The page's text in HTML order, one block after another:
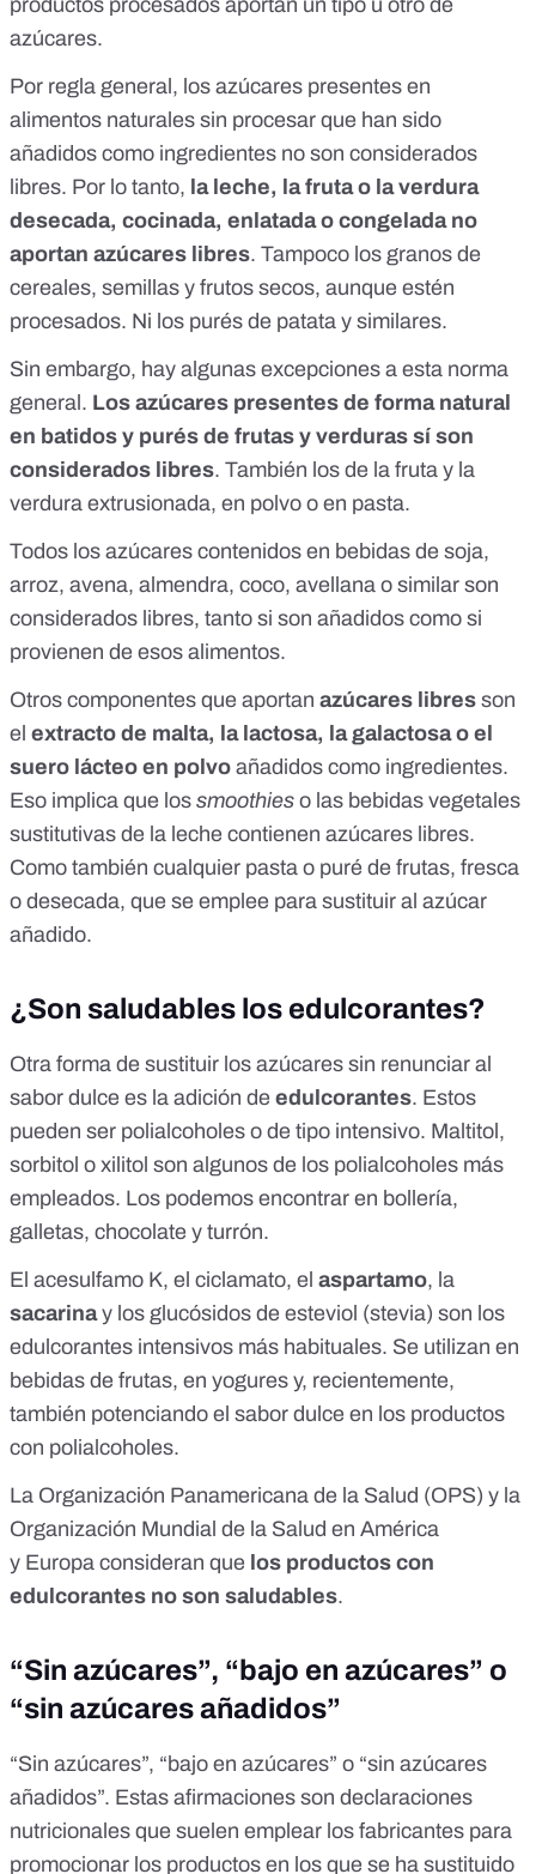
productos procesados aportan un tipo u otro de
azúcares.
Por regla general, los azúcares presentes en
alimentos naturales sin procesar que han sido
añadidos como ingredientes no son considerados
libres. Por lo tanto, la leche, la fruta o la verdura
desecada, cocinada, enlatada o congelada no
aportan azúcares libres. Tampoco los granos de
cereales, semillas y frutos secos, aunque estén
procesados. Ni los purés de patata y similares.
Sin embargo, hay algunas excepciones a esta norma
general. Los azúcares presentes de forma natural
en batidos y purés de frutas y verduras sí son
considerados libres. También los de la fruta y la
verdura extrusionada, en polvo o en pasta.
Todos los azúcares contenidos en bebidas de soja,
arroz, avena, almendra, coco, avellana o similar son
considerados libres, tanto si son añadidos como si
provienen de esos alimentos.
Otros componentes que aportan azúcares libres son
el extracto de malta, la lactosa, la galactosa o el
suero lácteo en polvo añadidos como ingredientes.
Eso implica que los smoothies o las bebidas vegetales
sustitutivas de la leche contienen azúcares libres.
Como también cualquier pasta o puré de frutas, fresca
o desecada, que se emplee para sustituir al azúcar
añadido.
¿Son saludables los edulcorantes?
Otra forma de sustituir los azúcares sin renunciar al
sabor dulce es la adición de edulcorantes. Estos
pueden ser polialcoholes o de tipo intensivo. Maltitol,
sorbitol o xilitol son algunos de los polialcoholes más
empleados. Los podemos encontrar en bollería,
galletas, chocolate y turrón.
El acesulfamo K, el ciclamato, el aspartamo, la
sacarinay los glucósidos de esteviol (stevia) son los
edulcorantes intensivos más habituales. Se utilizan en
bebidas de frutas, en yogures y, recientemente,
también potenciando el sabor dulce en los productos
con polialcoholes.
La Organización Panamericana de la Salud (OPS) y la
Organización Mundial de la Salud en América
y Europa consideran que los productos con
edulcorantes no son saludables.
“Sin azúcares”, “bajo en azúcares” o
“sin azúcares añadidos”
“Sin azúcares”, “bajo en azúcares” o “sin azúcares
añadidos”. Estas afirmaciones son declaraciones
nutricionales que suelen emplear los fabricantes para
promocionar los productos en los que se ha sustituido